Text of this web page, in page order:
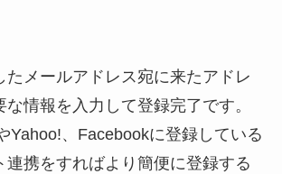
たメールアドレス宛に来たアドレ
情報を入力して登録完了です。
Yahoo!、Facebookに登録している
連携をすればより簡便に登録する